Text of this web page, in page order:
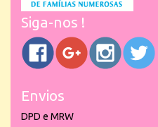
Siga-nos !
Envios
DPD e MRW